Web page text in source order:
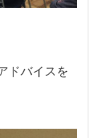
ドバイスを